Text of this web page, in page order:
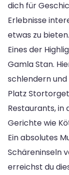
dich für
Erlebnisse
etwas zu bieten.
Eines der
Gamla Stan.
schlendern
Platz
Restaurants, in
Gerichte wie
Ein absolutes
Schäreninseln
erreichst du